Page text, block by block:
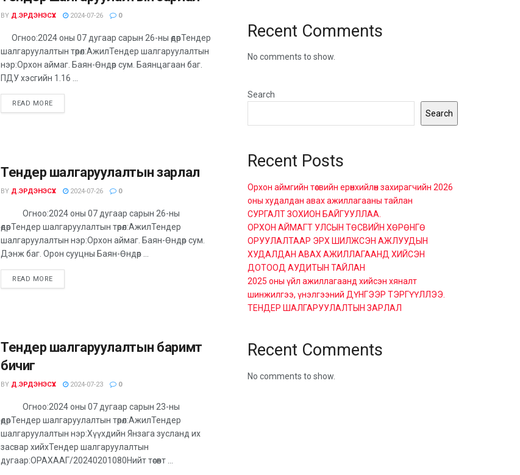
BY Д.ЭРДЭНЭСҮХ 2024-07-26 0
Огноо:2024 оны 07 дугаар сарын 26-ны өдөрТендер
шалгаруулалтын төрөл:АжилТендер шалгаруулалтын
нэр:Орхон аймаг. Баян-Өндөр сум. Баянцагаан баг.
ПДУ хэсгийн 1.16 ...
READ MOREDETAILS
Тендер шалгаруулалтын зарлал
BY Д.ЭРДЭНЭСҮХ 2024-07-26 0
Огноо:2024 оны 07 дугаар сарын 26-ны
өдөрТендер шалгаруулалтын төрөл:АжилТендер
шалгаруулалтын нэр:Орхон аймаг. Баян-Өндөр сум.
Дэнж баг. Орон сууцны Баян-Өндөр ...
READ MOREDETAILS
Тендер шалгаруулалтын баримт
бичиг
BY Д.ЭРДЭНЭСҮХ 2024-07-23 0
Огноо:2024 оны 07 дугаар сарын 23-ны
өдөрТендер шалгаруулалтын төрөл:АжилТендер
шалгаруулалтын нэр:Хүүхдийн Янзага зусланд их
засвар хийхТендер шалгаруулалтын
дугаар:ОРАХААГ/20240201080Нийт төсөвт ...
Recent Comments
No comments to show.
Search
Search
Recent Posts
Орхон аймгийн төсвийн ерөнхийлөн захирагчийн 2026
оны худалдан авах ажиллагааны тайлан
СУРГАЛТ ЗОХИОН БАЙГУУЛЛАА.
ОРХОН АЙМАГТ УЛСЫН ТӨСВИЙН ХӨРӨНГӨ
ОРУУЛАЛТААР ЭРХ ШИЛЖСЭН АЖЛУУДЫН
ХУДАЛДАН АВАХ АЖИЛЛАГААНД ХИЙСЭН
ДОТООД АУДИТЫН ТАЙЛАН
2025 оны үйл ажиллагаанд хийсэн хяналт
шинжилгээ, үнэлгээний ДҮНГЭЭР ТЭРГҮҮЛЛЭЭ.
ТЕНДЕР ШАЛГАРУУЛАЛТЫН ЗАРЛАЛ
Recent Comments
No comments to show.